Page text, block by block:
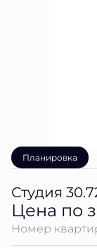
Планировка
Студия
Цена по
Номер